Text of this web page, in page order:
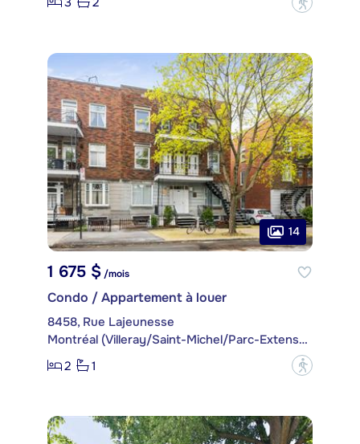
14
1 675 $/mois
Condo / Appartement à louer
8458, Rue Lajeunesse
Montréal (Villeray/Saint-Michel/Parc-Extension)
2
1 ?